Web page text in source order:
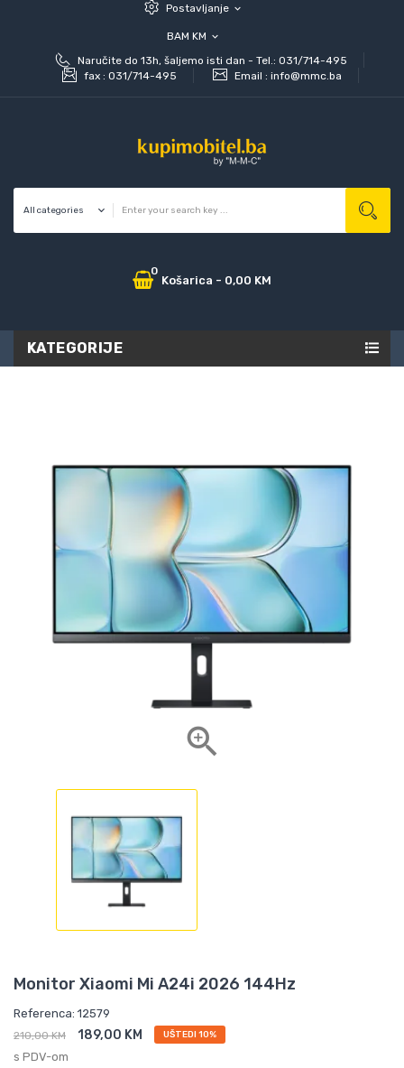
Postavljanje expand_more
BAM KM expand_more
Naručite do 13h, šaljemo isti dan - Tel.: 031/714-495
fax : 031/714-495 Email : info@mmc.ba
Košarica
0
- 0,00 KM
KATEGORIJE

Monitor Xiaomi Mi A24i 2026 144Hz
Referenca: 12579
210,00 KM 189,00 KM UŠTEDI 10%
s PDV-om